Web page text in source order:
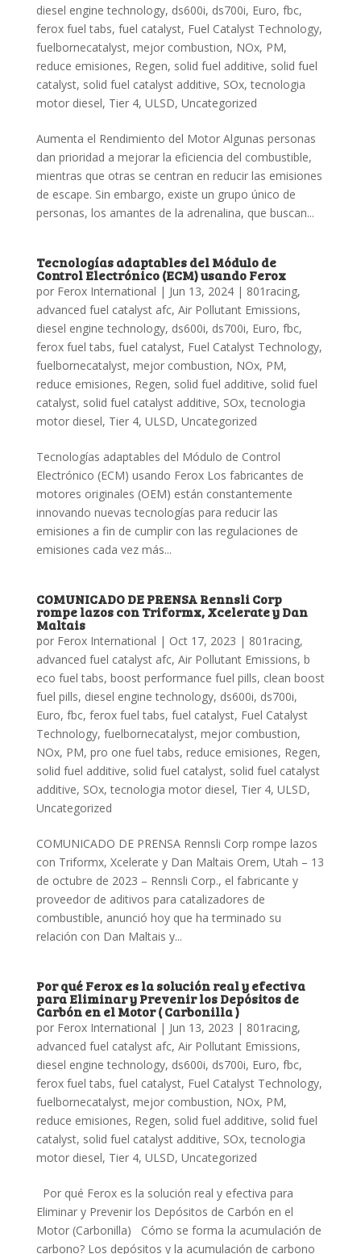
diesel engine technology, ds600i, ds700i, Euro, fbc,
ferox fuel tabs, fuel catalyst, Fuel Catalyst Technology,
fuelbornecatalyst, mejor combustion, NOx, PM,
reduce emisiones, Regen, solid fuel additive, solid fuel
catalyst, solid fuel catalyst additive, SOx,tecnologia
motor diesel, Tier 4, ULSD, Uncategorized
Aumenta el Rendimiento del Motor Algunas personas
dan prioridad a mejorar la eficiencia del combustible,
mientras que otras se centran en reducir las emisiones
de escape. Sin embargo, existe un grupo único de
personas, los amantes de la adrenalina, que buscan...
Tecnologías adaptables del Módulo de
Control Electrónico (ECM) usando Ferox
por Ferox International | Jun 13, 2024| 801racing,
advanced fuel catalyst afc, Air Pollutant Emissions,
diesel engine technology, ds600i, ds700i, Euro, fbc,
ferox fuel tabs, fuel catalyst, Fuel Catalyst Technology,
fuelbornecatalyst, mejor combustion, NOx, PM,
reduce emisiones, Regen, solid fuel additive, solid fuel
catalyst, solid fuel catalyst additive, SOx,tecnologia
motor diesel, Tier 4, ULSD, Uncategorized
Tecnologías adaptables del Módulo de Control
Electrónico (ECM) usando Ferox Los fabricantes de
motores originales (OEM) están constantemente
innovando nuevas tecnologías para reducir las
emisiones a fin de cumplir con las regulaciones de
emisiones cada vez más...
COMUNICADO DE PRENSA Rennsli Corp
rompe lazos con Triformx, Xcelerate y Dan
Maltais
por Ferox International | Oct 17, 2023 | 801racing,
advanced fuel catalyst afc, Air Pollutant Emissions, b
eco fuel tabs, boost performance fuel pills, clean boost
fuel pills, diesel engine technology, ds600i, ds700i,
Euro, fbc, ferox fuel tabs, fuel catalyst, Fuel Catalyst
Technology, fuelbornecatalyst, mejor combustion,
NOx, PM, pro one fuel tabs, reduce emisiones, Regen,
solid fuel additive, solid fuel catalyst, solid fuel catalyst
additive, SOx,tecnologia motor diesel, Tier 4, ULSD,
Uncategorized
COMUNICADO DE PRENSA Rennsli Corp rompe lazos
con Triformx, Xcelerate y Dan Maltais Orem, Utah – 13
de octubre de 2023 – Rennsli Corp., el fabricante y
proveedor de aditivos para catalizadores de
combustible, anunció hoy que ha terminado su
relación con Dan Maltais y...
Por qué Ferox es la solución real y efectiva
para Eliminar y Prevenir los Depósitos de
Carbón en el Motor ( Carbonilla )
por Ferox International | Jun 13, 2023 | 801racing,
advanced fuel catalyst afc, Air Pollutant Emissions,
diesel engine technology, ds600i, ds700i, Euro, fbc,
ferox fuel tabs, fuel catalyst, Fuel Catalyst Technology,
fuelbornecatalyst, mejor combustion, NOx, PM,
reduce emisiones, Regen, solid fuel additive, solid fuel
catalyst, solid fuel catalyst additive, SOx,tecnologia
motor diesel, Tier 4, ULSD, Uncategorized
Por qué Ferox es la solución real y efectiva para
Eliminar y Prevenir los Depósitos de Carbón en el
Motor (Carbonilla) Cómo se forma la acumulación de
carbono? Los depósitos y la acumulación de carbono